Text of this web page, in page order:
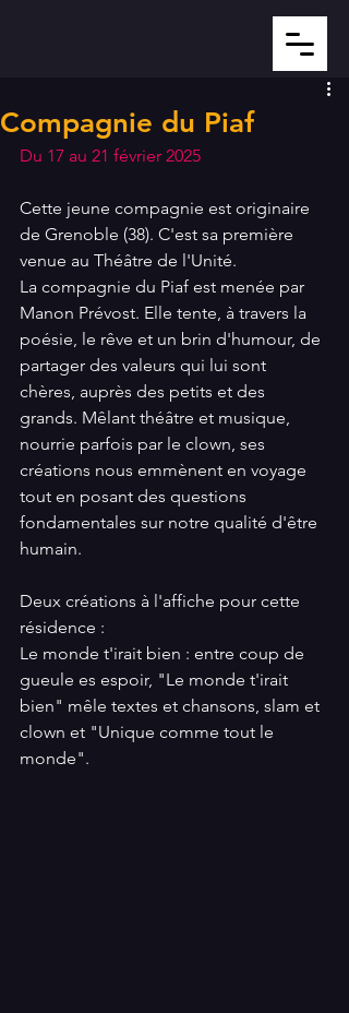
Compagnie du Piaf
Du 17 au 21 février 2025
Cette jeune compagnie est originaire
de Grenoble (38). C'est sa première
venue au Théâtre de l'Unité.
La compagnie du Piaf est menée par
Manon Prévost. Elle tente, à travers la
poésie, le rêve et un brin d'humour, de
partager des valeurs qui lui sont
chères, auprès des petits et des
grands. Mêlant théâtre et musique,
nourrie parfois par le clown, ses
créations nous emmènent en voyage
tout en posant des questions
fondamentales sur notre qualité d'être
humain.
Deux créations à l'affiche pour cette
résidence :
Le monde t'irait bien : entre coup de
gueule es espoir, "Le monde t'irait
bien" mêle textes et chansons, slam et
clown et "Unique comme tout le
monde".